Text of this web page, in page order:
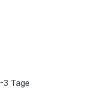
Tage